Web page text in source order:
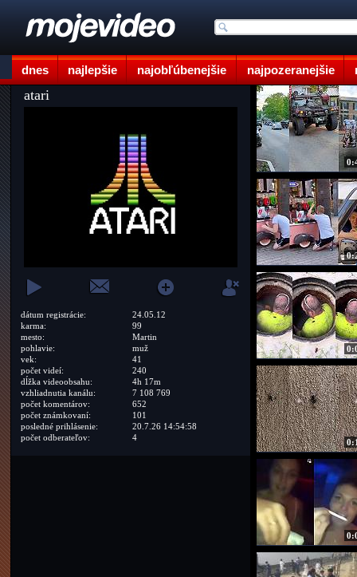
dnes najlepšie najobľúbenejšie najpozeranejšie
atari
dátum registrácie:
24.05.12
karma:
99
mesto:
Martin
pohlavie:
muž
vek:
41
počet videí:
240
dĺžka videoobsahu:
4h 17m
vzhliadnutia kanálu:
7 108 769
počet komentárov:
652
počet známkovaní:
101
posledné prihlásenie:
20.7.26 14:54:58
počet odberateľov:
4